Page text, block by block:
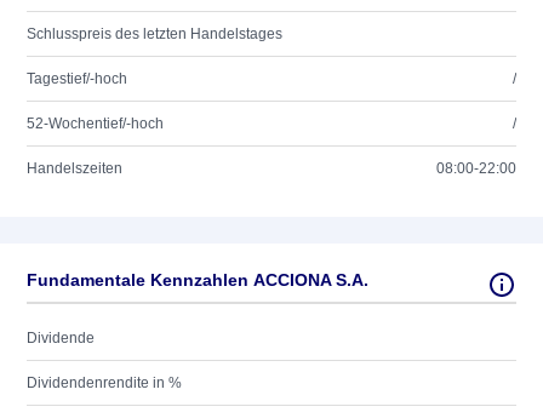
Schlusspreis des letzten Handelstages
Tagestief/-hoch /
52-Wochentief/-hoch /
Handelszeiten 08:00-22:00
Fundamentale Kennzahlen ACCIONA S.A.
Dividende
Dividendenrendite in %